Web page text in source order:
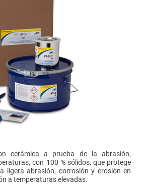
cerámica a prueba de la abrasión,
con 100 % sólidos, que protege
ligera abrasión, corrosión y erosión en
a temperaturas elevadas.